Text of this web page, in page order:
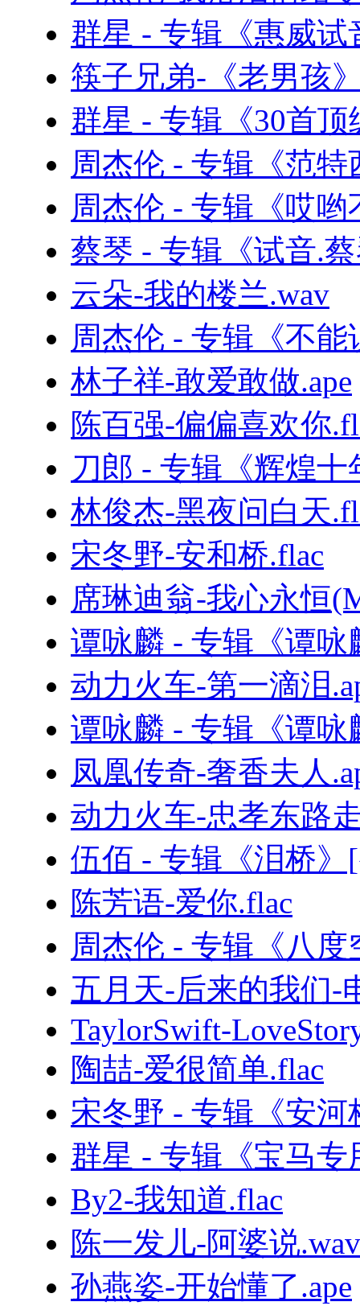
群星 - 专辑《惠威
筷子兄弟-《老男孩
群星 - 专辑《30首
周杰伦 - 专辑《范
周杰伦 - 专辑《哎
蔡琴 - 专辑《试音.
云朵-我的楼兰.wav
周杰伦 - 专辑《不
林子祥-敢爱敢做.ape
陈百强-偏偏喜欢你
刀郎 - 专辑《辉煌
林俊杰-黑夜问白天
宋冬野-安和桥.flac
席琳迪翁-我心永恒
谭咏麟 - 专辑《谭
动力火车-第一滴泪
谭咏麟 - 专辑《谭咏
凤凰传奇-奢香夫人
动力火车-忠孝东路
伍佰 - 专辑《泪桥
陈芳语-爱你.flac
周杰伦 - 专辑《八
五月天-后来的我们-
TaylorSwift-
陶喆-爱很简单.flac
宋冬野 - 专辑《安
群星 - 专辑《宝马
By2-我知道.flac
陈一发儿-阿婆说.wav
孙燕姿-开始懂了.ape